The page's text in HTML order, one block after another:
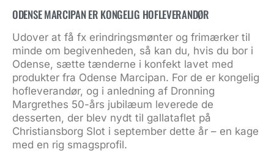
ODENSE MARCIPAN ER KONGELIG HOFLEVERANDØR
Udover at få fx erindringsmønter og frimærker til
minde om begivenheden, så kan du, hvis du bor i
Odense, sætte tænderne i konfekt lavet med
produkter fra Odense Marcipan. For de er kongelig
hofleverandør, og i anledning af Dronning
Margrethes 50-års jubilæum leverede de
desserten, der blev nydt til gallataflet på
Christiansborg Slot i september dette år – en kage
med en rig smagsprofil.